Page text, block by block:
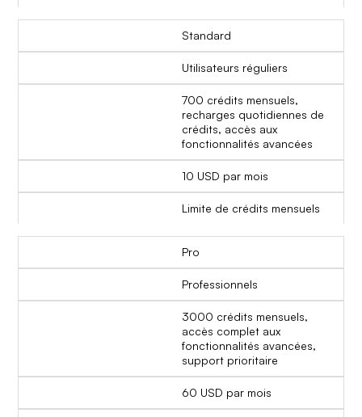
Standard
Utilisateurs réguliers
700 crédits mensuels,
recharges quotidiennes de
crédits, accès aux
fonctionnalités avancées
10 USD par mois
Limite de crédits mensuels
Pro
Professionnels
3000 crédits mensuels,
accès complet aux
fonctionnalités avancées,
support prioritaire
60 USD par mois